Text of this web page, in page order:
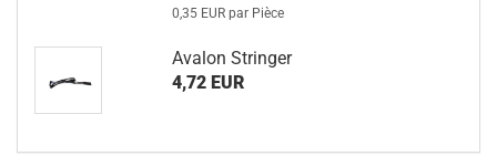
0,35 EUR par Pièce
Avalon Stringer
4,72 EUR